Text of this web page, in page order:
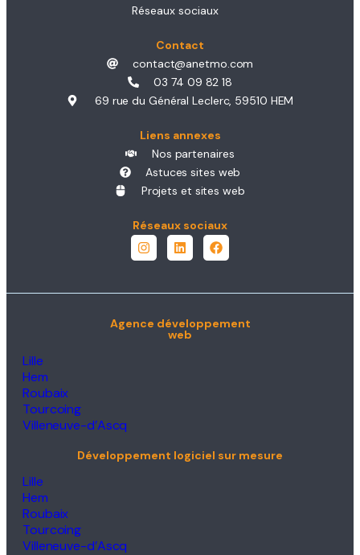
Réseaux sociaux
Contact
contact@anetmo.com
03 74 09 82 18
69 rue du Général Leclerc, 59510 HEM
Liens annexes
Nos partenaires
Astuces sites web
Projets et sites web
Réseaux sociaux
Agence développement
web
Lille
Hem
Roubaix
Tourcoing
Villeneuve-d’Ascq
Développement logiciel sur mesure
Lille
Hem
Roubaix
Tourcoing
Villeneuve-d’Ascq